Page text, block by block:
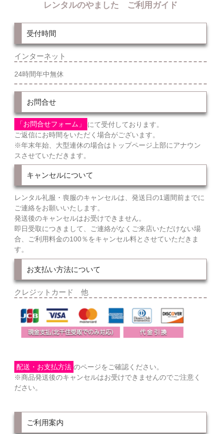
レンタルのやました ご利用ガイド
受付時間
インターネット
24時間年中無休
お問合せ
「お問合せフォーム」
にて受付しております。
ご返信にお時間をいただく場合がございます。
※年末年始、大型連休の場合はトップページ上部にアナウン
スさせていただきます。
キャンセルについて
レンタル礼服・喪服のキャンセルは、発送日の1週間前までに
ご連絡をお願いいたします。
発送後のキャンセルはお受けできません。
即日受取につきまして、ご連絡がなくご来店いただけない場
合、ご利用料金の100％をキャンセル料とさせていただきま
す。
お支払い方法について
クレジットカード 他
配送・お支払方法 のページをご確認ください。
※商品発送後のキャンセルはお受けできませんのでご注意く
ださい。
ご利用案内